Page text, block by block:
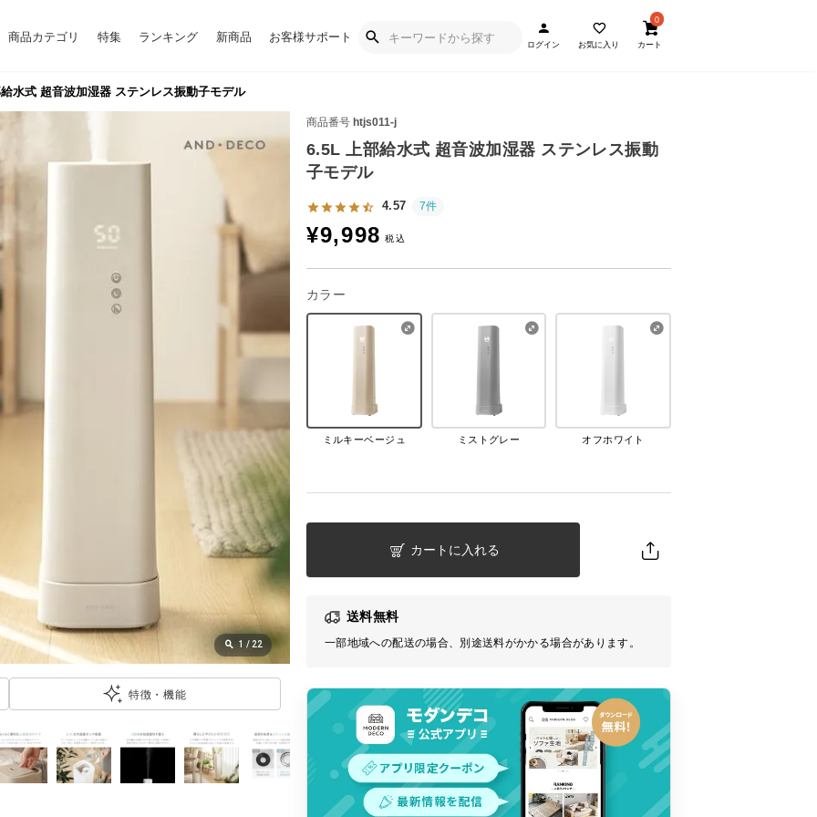
商品カテゴリ 特集 ランキング 新商品 お客様サポート
ログイン お気に入り
0
カート
水式 超音波加湿器 ステンレス振動子モデル
商品番号 htjs011-j
6.5L 上部給水式 超音波加湿器 ステンレス振動
子モデル
4.57 7件
¥9,998
カラー
ミルキーベージュ ミストグレー オフホワイト
カートに入れる
送料無料
一部地域への配送の場合、別途送料がかかる場合があります。
1 / 22
特徴・機能